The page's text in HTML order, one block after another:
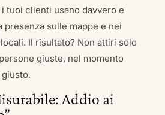
tuoi clienti usano davvero e
presenza sulle mappe e nei
Il risultato? Non attiri solo
giuste, nel momento
Addio ai